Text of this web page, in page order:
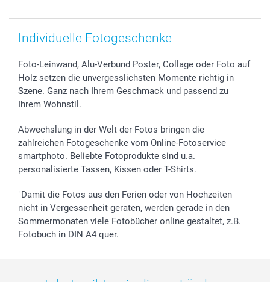
Individuelle Fotogeschenke
Foto-Leinwand, Alu-Verbund Poster, Collage oder Foto auf
Holz setzen die unvergesslichsten Momente richtig in
Szene. Ganz nach Ihrem Geschmack und passend zu
Ihrem Wohnstil.
Abwechslung in der Welt der Fotos bringen die
zahlreichen Fotogeschenke vom Online-Fotoservice
smartphoto. Beliebte Fotoprodukte sind u.a.
personalisierte Tassen, Kissen oder T-Shirts.
"Damit die Fotos aus den Ferien oder von Hochzeiten
nicht in Vergessenheit geraten, werden gerade in den
Sommermonaten viele Fotobücher online gestaltet, z.B.
Fotobuch in DIN A4 quer.